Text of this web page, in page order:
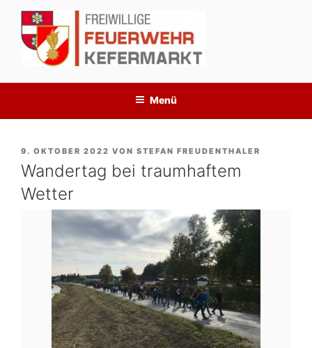
Inhalt
springen
Menü
VERÖFFENTLICHT
AM
9. OKTOBER 2022 VON STEFAN FREUDENTHALER
Wandertag bei traumhaftem
Wetter